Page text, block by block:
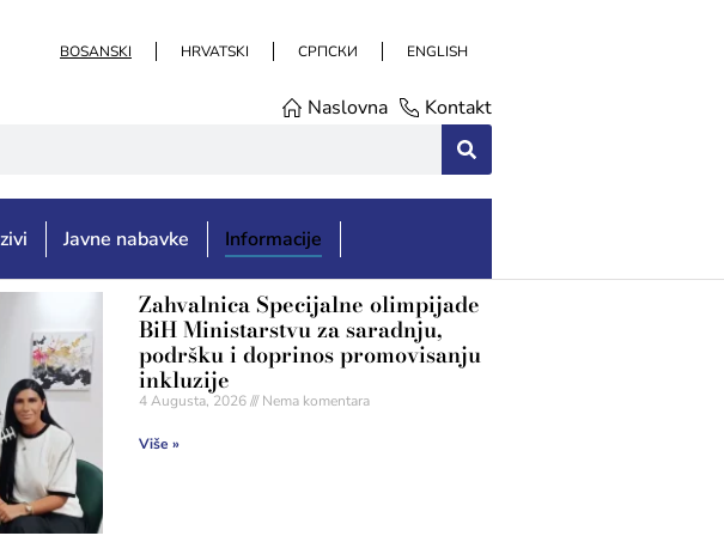
BOSANSKI HRVATSKI СРПСКИ ENGLISH
Naslovna Kontakt
Javne nabavke Informacije
Zahvalnica Specijalne olimpijade
BiH Ministarstvu za saradnju,
podršku i doprinos promovisanju
inkluzije
4 Augusta, 2026 Nema komentara
Više »